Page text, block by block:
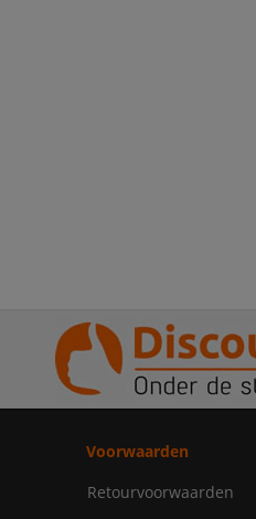
Voorwaarden
Retourvoorwaarden